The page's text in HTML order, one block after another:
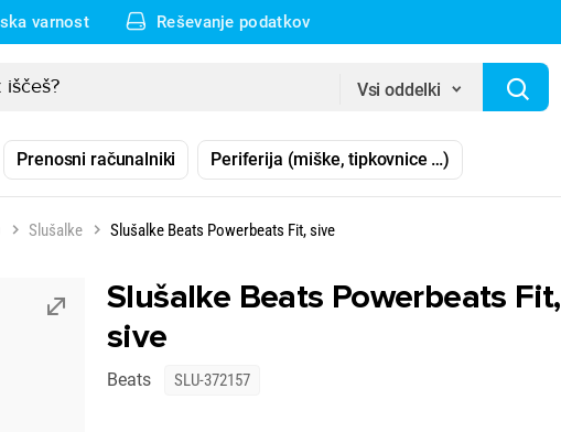
varnost Reševanje podatkov
Vsi oddelki
Prenosni računalniki Periferija (miške, tipkovnice …)
Slušalke Slušalke Beats Powerbeats Fit, sive
Slušalke Beats Powerbeats Fit,
sive
Beats SLU-372157